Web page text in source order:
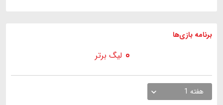
برنامه بازی ها
لیگ برتر
هفته 1